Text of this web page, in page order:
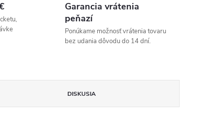
Garancia vrátenia
peňazí
Ponúkame možnosť vrátenia tovaru
bez udania dôvodu do 14 dní.
DISKUSIA